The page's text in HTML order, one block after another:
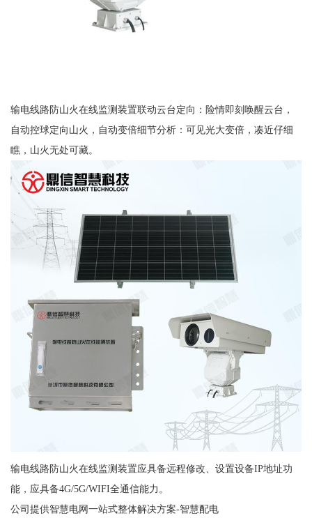
输电线路防山火在线监测装置联动云台定向：险情即刻唤醒云台，
自动控球定向山火，自动变倍细节分析：可见光大变倍，凑近仔细
瞧，山火无处可藏。
输电线路防山火在线监测装置应具备远程修改、设置设备IP地址功
能，应具备4G/5G/WIFI全通信能力。
公司提供智慧电网一站式整体解决方案-智慧配电